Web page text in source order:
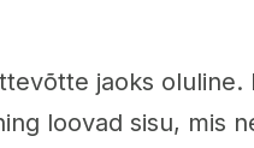
jaoks oluline.
loovad sisu, mis